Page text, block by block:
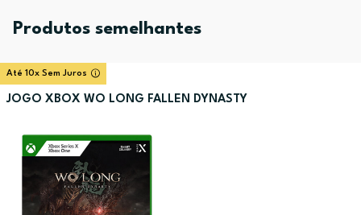
Produtos semelhantes
Até 10x Sem Juros
JOGO XBOX WO LONG FALLEN DYNASTY